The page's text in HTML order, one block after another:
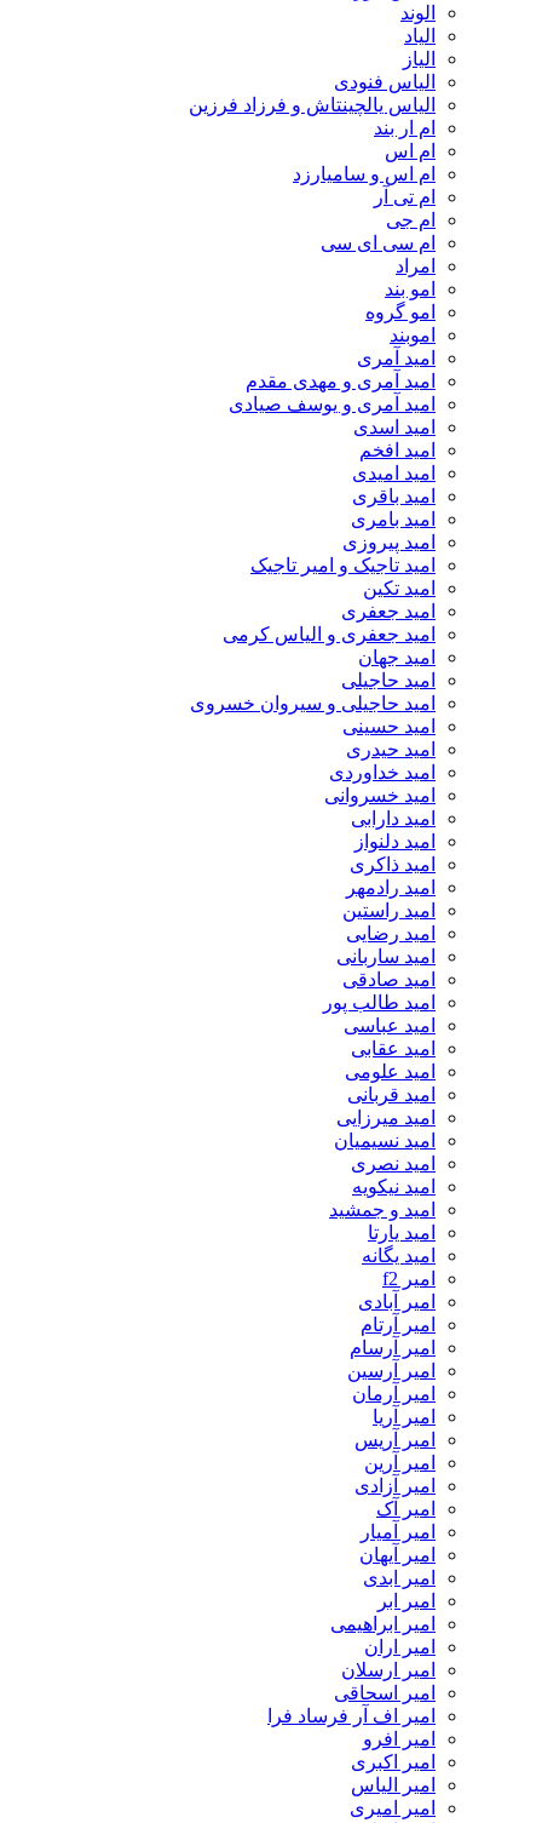
الوند
الیاد
الیاز
الیاس فنودی
الیاس یالچینتاش و فرزاد فرزین
ام‌ ار بند
ام اس
ام اس و سامیارزد
ام تی آر
ام جی
ام سی ای سی
امراد
امو بند
امو گروه
اموبند
امید آمری
امید آمری و مهدی مقدم
امید آمری و یوسف صیادی
امید اسدی
امید افخم
امید امیدی
امید باقری
امید بامری
امید پیروزی
امید تاجیک و امیر تاجیک
امید تکین
امید جعفری
امید جعفری و الیاس کرمی
امید جهان
امید حاجیلی
امید حاجیلی و سیروان خسروی
امید حسینی
امید حیدری
امید خداوردی
امید خسروانی
امید دارابی
امید دلنواز
امید ذاکری
امید رادمهر
امید راستین
امید رضایی
امید ساربانی
امید صادقی
امید طالب پور
امید عباسی
امید عقابی
امید علومی
امید قربانی
امید میرزایی
امید نسیمیان
امید نصری
امید نیکویه
امید و جمشید
امید یارتا
امید یگانه
امیر f2
امیر آبادی
امیر آرتام
امیر آرسام
امیر آرسین
امیر آرمان
امیر آریا
امیر آریس
امیر آرین
امیر آزادی
امیر آک
امیر آمیار
امیر آیهان
امیر ابدی
امیر ابر
امیر ابراهیمی
امیر اران
امیر ارسلان
امیر اسحاقی
امیر اف آر فرساد فرا
امیر افرو
امیر اکبری
امیر الیاس
امیر امیری